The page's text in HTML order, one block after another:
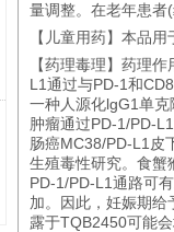
量调整。在老年患者
【儿童用药】本品
【药理毒理】药理
L1通过与PD-1和
一种人源化lgG1单
肿瘤通过PD-1/PD-
肠癌MC38/PD-L1皮
生殖毒性研究。食蟹
PD-1/PD-L1通路可
加。因此，妊娠期
露于TQB2450可能